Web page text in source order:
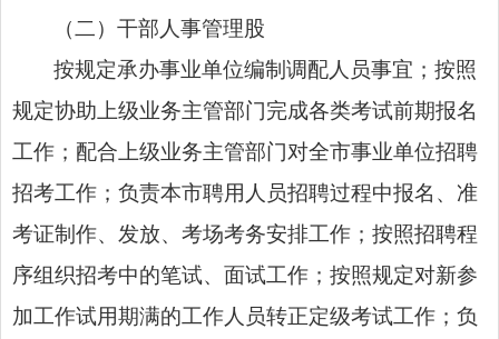
（二）干部人事管理股
按规定承办事业单位编制调配人员事宜；按照
规定协助上级业务主管部门完成各类考试前期报名
工作；配合上级业务主管部门对全市事业单位招聘
招考工作；负责本市聘用人员招聘过程中报名、准
考证制作、发放、考场考务安排工作；按照招聘程
序组织招考中的笔试、面试工作；按照规定对新参
加工作试用期满的工作人员转正定级考试工作； 负